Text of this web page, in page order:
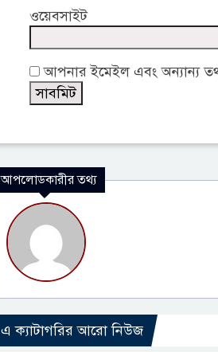
ওয়েবসাইট
আপনার ইমেইল এবং অন্যান্য
আপলোডকারীর তথ্য
এ ক্যাটাগরির আরো নিউজ